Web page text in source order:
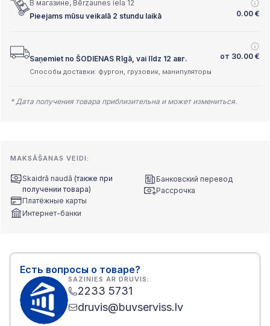
В магазине, Bērzaunes iela 12
Pieejams mūsu veikalā 2 stundu laikā
0.00 €
Saņemiet no ŠODIENAS Rīgā, vai līdz 12 авг. от 30.00 €
Способы доставки: фургон, грузовик, манипуляторы
* Дата получения товара приблизительна и может измениться.
MAKSĀŠANAS VEIDI:
Skaidrā naudā (также при
получении товара)
Платёжные карты
Интернет-банки
Банковский перевод
Рассрочка
Есть вопросы о товаре?
SAZINIES AR DRUVIS:
2233 5731
druvis@buvserviss.lv